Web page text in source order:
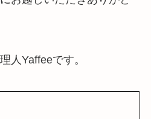
人Yaffeeです。